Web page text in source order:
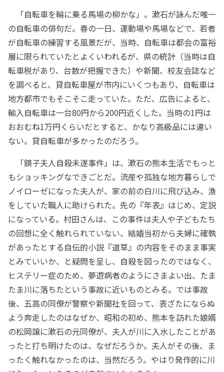
「自転車を輪に乗る馬場の柳かな」。漱石が詠んだ唯一
の自転車の俳句だ。春の一日、運動場や馬場などで、若者
が自転車の練習する風景だが、当時、自転車は都会の富裕
層に限られていたとよくいわれるが、県の統計（当時は自
転車税があり、台数が把握できた）や新聞、校友会誌など
を調べると、貸自転車屋が市内にいくつもあり、自転車は
地方都市でもそこそこ走っていた。ただ、広告によると、
輸入自転車は一台80円から200円近くした。当時の1円は
おおむね1万円くらいだとすると、かなり高級品には違い
ない。貸自転車が多かったのだろう。
「鏡子夫人自殺未遂事件」は、漱石の熊本生活でもっと
もショッキングなできごとだ。流産や孤独な地方暮らしで
ノイローゼになった夫人が、家の前の白川に飛び込み、漁
をしていた職人に助けられた。先の『年表』はじめ、定説
になっている。村田さんは、この事件は夫人や子どもたち
の回想に全く触れられていない、結婚当初から夫婦に確執
があったとする自伝的小説『道草』の内容をそのまま事実
とみていいか、と疑問を呈し、自殺を図ったのではなく、
ヒステリー症のため、夢遊病者のようにさまよい出、たま
たま川に落ちたという事故に近いものとみる。では事故
後、五高の同僚が警察や新聞社を回って、表ざたにならぬ
よう奔走したのはなぜか、昭和の初め、熊本を訪れた娘婿
の松岡譲に漱石の元同僚が、夫人が川に入水したことがあ
ったと打ち明けたのは、なぜだろうか。夫人がその後、ま
ったく触れなかったのは、当然だろう。やはり発作的に川